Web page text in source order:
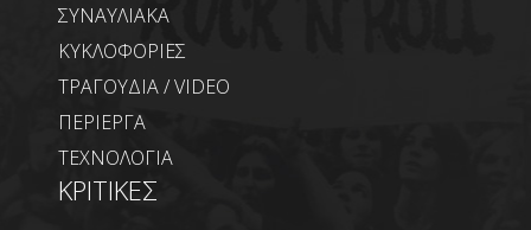
ΣΥΝΑΥΛΙΑΚΑ
ΚΥΚΛΟΦΟΡΙΕΣ
ΤΡΑΓΟΥΔΙΑ / VIDEO
ΠΕΡΙΕΡΓΑ
ΤΕΧΝΟΛΟΓΙΑ
ΚΡΙΤΙΚΕΣ